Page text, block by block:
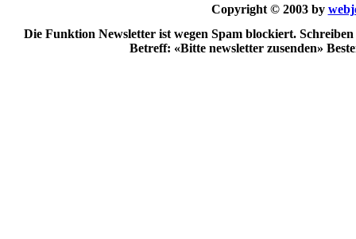
Copyright © 2003 by
Die Funktion Newsletter ist wegen Spam blockiert.
Betreff: «Bitte newsletter zusenden»